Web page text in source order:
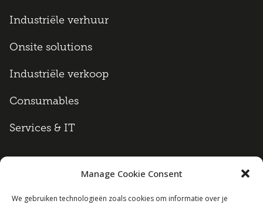
Manage Cookie Consent
We gebruiken technologieën zoals cookies om informatie over je
Industriële verhuur
Onsite solutions
Industriële verkoop
Consumables
Services & IT